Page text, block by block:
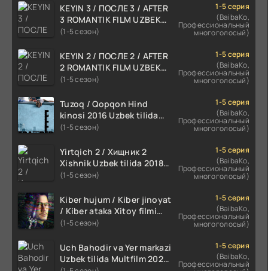
KEYIN 3 / ПОСЛЕ 3 / AFTER
3 ROMANTIK FILM UZBEK
TILIDA 2021 TARJIMA FILM
(1-5 сезон)
1-5 серия
(BaibaKo,
Профессиональный
многоголосый)
KEYIN 2 / ПОСЛЕ 2 / AFTER
2 ROMANTIK FILM UZBEK
TILIDA 2020 TARJIMA FILM
(1-5 сезон)
1-5 серия
(BaibaKo,
Профессиональный
многоголосый)
Tuzoq / Qopqon Hind
kinosi 2016 Uzbek tilida
tarjima film HD
(1-5 сезон)
1-5 серия
(BaibaKo,
Профессиональный
многоголосый)
Yirtqich 2 / Хищник 2
Xishnik Uzbek tilida 2018-
2024 O'zbekcha tarjima
(1-5 сезон)
1-5 серия
(BaibaKo,
Профессиональный
многоголосый)
Kiber hujum / Kiber jinoyat
/ Kiber ataka Xitoy filmi
Uzbek tilida O'zbekcha
HD skachat
(1-5 сезон)
1-5 серия
(BaibaKo,
Профессиональный
многоголосый)
Uch Bahodir va Yer markazi
Uzbek tilida Multfilm 2025
1-5 серия
(BaibaKo,
Профессиональный